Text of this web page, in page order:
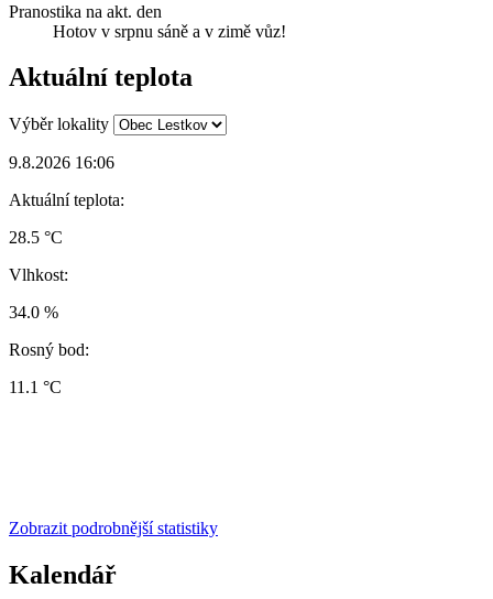
Pranostika na akt. den
Hotov v srpnu sáně a v zimě vůz!
Aktuální teplota
Výběr lokality
9.8.2026 16:06
Aktuální teplota:
28.5 °C
Vlhkost:
34.0 %
Rosný bod:
11.1 °C
Zobrazit podrobnější statistiky
Kalendář